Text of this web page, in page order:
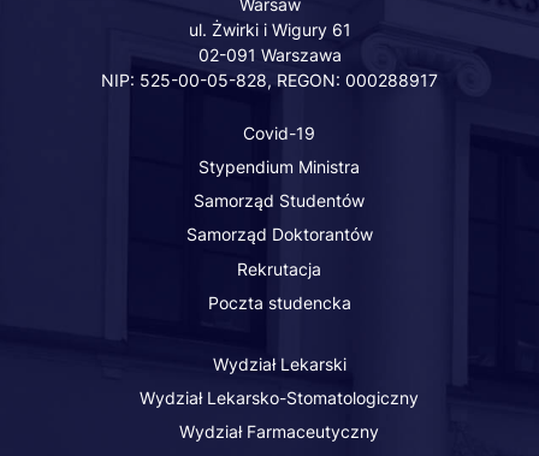
Instagram
ul. Żwirki i Wigury 61
02-091 Warszawa
NIP: 525-00-05-828, REGON: 000288917
Covid-19
Stypendium Ministra
Samorząd Studentów
Samorząd Doktorantów
Rekrutacja
Poczta studencka
Wydział Lekarski
Wydział Lekarsko-Stomatologiczny
Wydział Farmaceutyczny